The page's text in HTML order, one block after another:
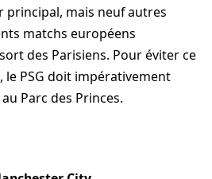
principal, mais neuf autres
matchs européens
des Parisiens. Pour éviter ce
PSG doit impérativement
Parc des Princes.